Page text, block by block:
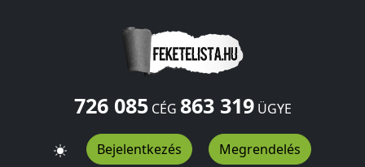
726 085CÉG 863 319ÜGYE
Bejelentkezés Megrendelés